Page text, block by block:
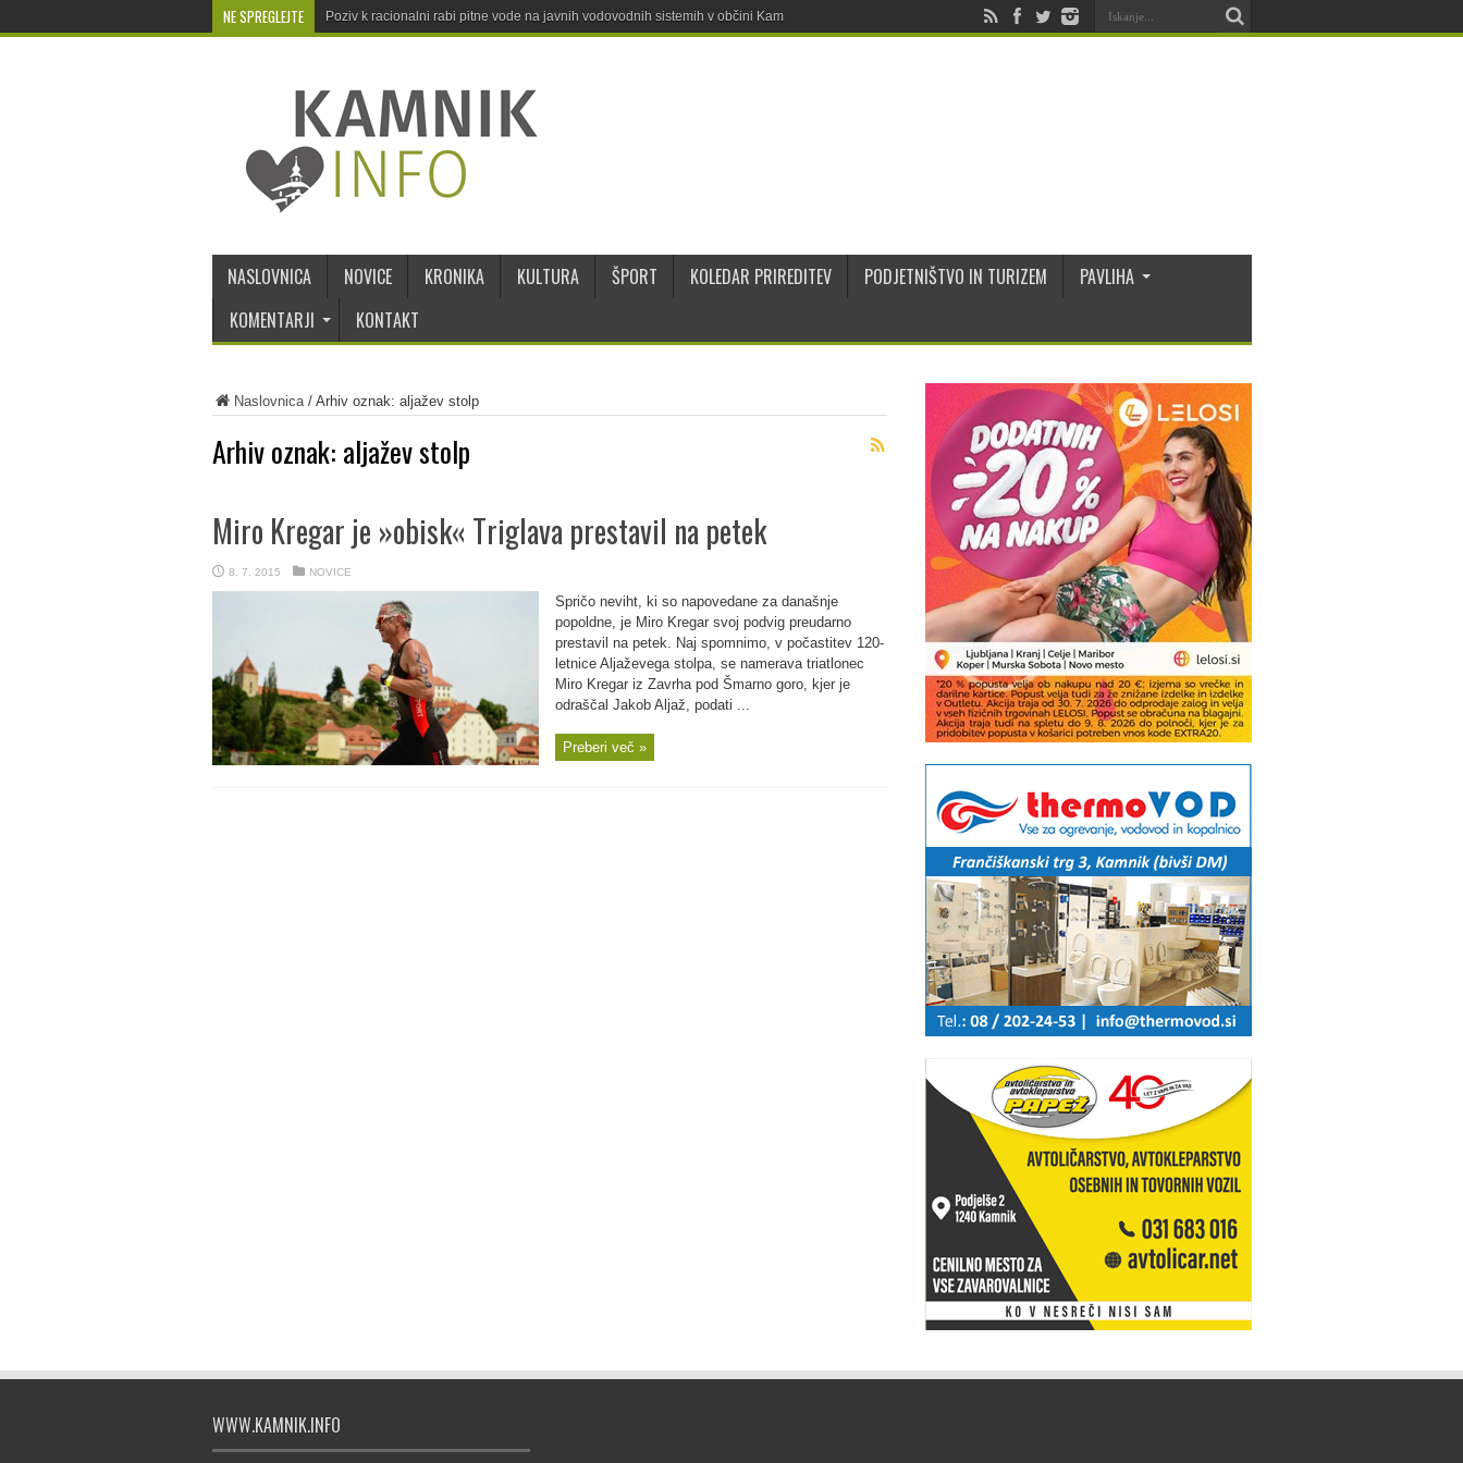
NE SPREGLEJTE Poziv k racionalni rabi pitne vode na javnih vodovodnih sistemih v občini Kamnik
NASLOVNICA NOVICE KRONIKA KULTURA ŠPORT KOLEDAR PRIREDITEV PODJETNIŠTVO IN TURIZEM
PAVLIHA
KOMENTARJI
KONTAKT
Naslovnica/ Arhiv oznak: aljažev stolp
Arhiv oznak: aljažev stolp
Miro Kregar je »obisk« Triglava prestavil na petek
8. 7. 2015 NOVICE
Spričo neviht, ki so napovedane za današnje
popoldne, je Miro Kregar svoj podvig preudarno
prestavil na petek. Naj spomnimo, v počastitev 120-
letnice Aljaževega stolpa, se namerava triatlonec
Miro Kregar iz Zavrha pod Šmarno goro, kjer je
odraščal Jakob Aljaž, podati ...
Preberi več »
WWW.KAMNIK.INFO